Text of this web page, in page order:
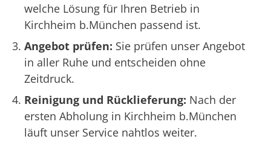
welche Lösung für Ihren Betrieb in
Kirchheim b.München passend ist.
Angebot prüfen: Sie prüfen unser Angebot
in aller Ruhe und entscheiden ohne
Zeitdruck.
Reinigung und Rücklieferung: Nach der
ersten Abholung in Kirchheim b.München
läuft unser Service nahtlos weiter.